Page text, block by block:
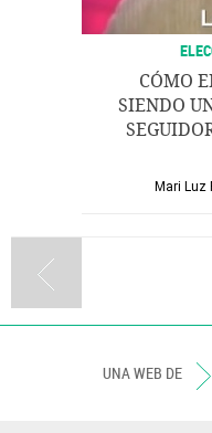
CÓMO
SIENDO
Mari Luz
UNA WEB DE